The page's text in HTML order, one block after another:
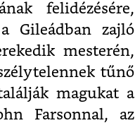
felidézésére,
Gileádban zajló
mesterén,
tűnő
magukat a
Farsonnal, az